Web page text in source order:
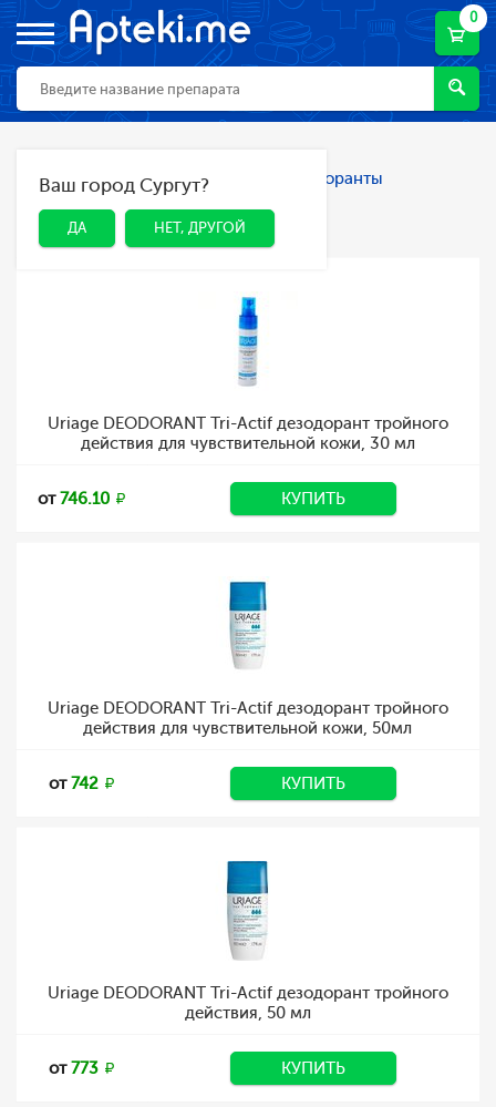
0
ДА НЕТ, ДРУГОЙ
Ваш город Сургут?
ДА НЕТ, ДРУГОЙ
Главная Каталог Гигиена Дезодоранты
Дезодоранты
Uriage DEODORANT Tri-Actif дезодорант тройного
действия для чувствительной кожи, 30 мл
от746.10 КУПИТЬ
Uriage DEODORANT Tri-Actif дезодорант тройного
действия для чувствительной кожи, 50мл
от742 КУПИТЬ
Uriage DEODORANT Tri-Actif дезодорант тройного
действия, 50 мл
от773 КУПИТЬ